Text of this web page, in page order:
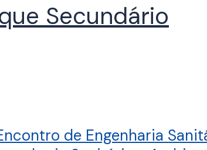
Secundário
de Engenharia